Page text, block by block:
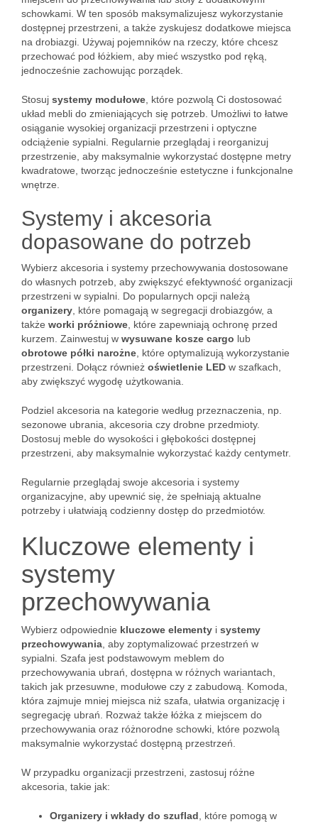
schowkami. W ten sposób maksymalizujesz wykorzystanie
dostępnej przestrzeni, a także zyskujesz dodatkowe miejsca
na drobiazgi. Używaj pojemników na rzeczy, które chcesz
przechować pod łóżkiem, aby mieć wszystko pod ręką,
jednocześnie zachowując porządek.
Stosuj systemy modułowe , które pozwolą Ci dostosować
układ mebli do zmieniających się potrzeb. Umożliwi to łatwe
osiąganie wysokiej organizacji przestrzeni i optyczne
odciążenie sypialni. Regularnie przeglądaj i reorganizuj
przestrzenie, aby maksymalnie wykorzystać dostępne metry
kwadratowe, tworząc jednocześnie estetyczne i funkcjonalne
wnętrze.
Systemy i akcesoria
dopasowane do potrzeb
Wybierz akcesoria i systemy przechowywania dostosowane
do własnych potrzeb, aby zwiększyć efektywność organizacji
przestrzeni w sypialni. Do popularnych opcji należą
organizery , które pomagają w segregacji drobiazgów, a
także worki próżniowe , które zapewniają ochronę przed
kurzem. Zainwestuj w wysuwane kosze cargo lub
obrotowe półki narożne , które optymalizują wykorzystanie
przestrzeni. Dołącz również oświetlenie LED w szafkach,
aby zwiększyć wygodę użytkowania.
Podziel akcesoria na kategorie według przeznaczenia, np.
sezonowe ubrania, akcesoria czy drobne przedmioty.
Dostosuj meble do wysokości i głębokości dostępnej
przestrzeni, aby maksymalnie wykorzystać każdy centymetr.
Regularnie przeglądaj swoje akcesoria i systemy
organizacyjne, aby upewnić się, że spełniają aktualne
potrzeby i ułatwiają codzienny dostęp do przedmiotów.
Kluczowe elementy i
systemy
przechowywania
Wybierz odpowiednie kluczowe elementy i systemy
przechowywania , aby zoptymalizować przestrzeń w
sypialni. Szafa jest podstawowym meblem do
przechowywania ubrań, dostępna w różnych wariantach,
takich jak przesuwne, modułowe czy z zabudową. Komoda,
która zajmuje mniej miejsca niż szafa, ułatwia organizację i
segregację ubrań. Rozważ także łóżka z miejscem do
przechowywania oraz różnorodne schowki, które pozwolą
maksymalnie wykorzystać dostępną przestrzeń.
W przypadku organizacji przestrzeni, zastosuj różne
akcesoria, takie jak:
Organizery i wkłady do szuflad , które pomogą w